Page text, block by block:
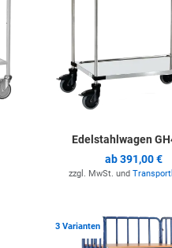
Edelstahlwagen
ab391,00 €
zzgl. MwSt. und
Zur Merkliste hinzufügen
3 Varianten